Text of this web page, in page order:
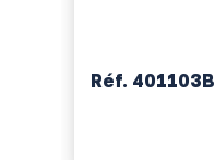
Réf. 401103B